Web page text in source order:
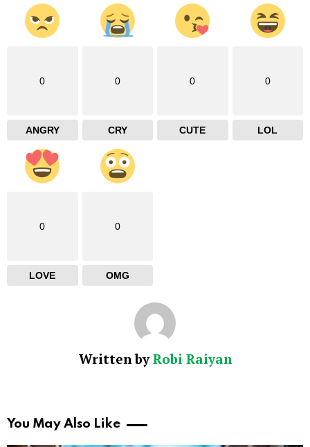
0
ANGRY
0
CRY
0
CUTE
0
LOL
0
LOVE
0
OMG
Written byRobi Raiyan
You May Also Like